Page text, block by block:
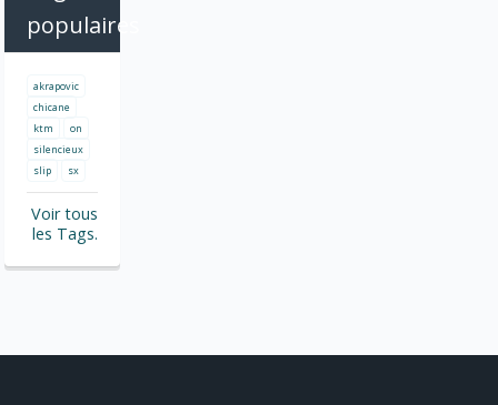
populaires
akrapovic
chicane
ktm
on
silencieux
slip
sx
Voir tous
les Tags.